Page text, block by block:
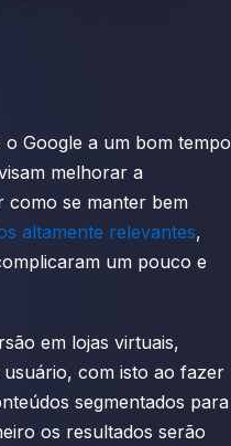
Google a um bom tempo
melhorar a
como se manter bem
altamente relevantes,
um pouco e
em lojas virtuais,
com isto ao fazer
segmentados para
os resultados serão